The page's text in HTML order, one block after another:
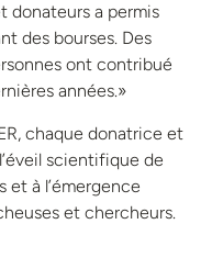
donateurs a permis
des bourses. Des
ont contribué
années.»
chaque donatrice et
scientifique de
à l’émergence
et chercheurs.